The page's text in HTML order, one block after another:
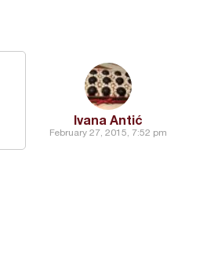
Ivana Antić
February 27, 2015, 7:52 pm